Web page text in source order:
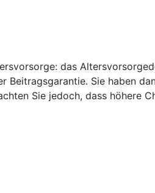
das
Sie haben
Sie jedoch, dass höhere